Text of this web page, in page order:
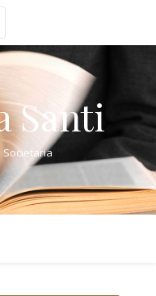
Santi
Societaria